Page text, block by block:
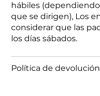
hábiles
que se dirigen), Los
considerar que las
los días sábados.
Política de devolución